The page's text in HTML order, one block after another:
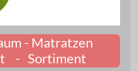
- Matratzen
- Sortiment